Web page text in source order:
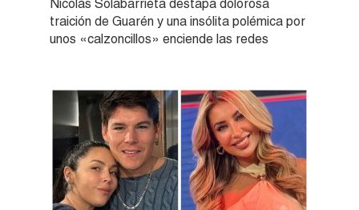
Nicolás Solabarrieta destapa dolorosa
traición de Guarén y una insólita polémica por
unos «calzoncillos» enciende las redes